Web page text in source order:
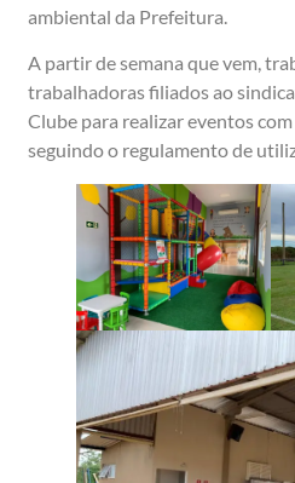
ambiental da Prefeitura.
A partir de semana que vem,
trabalhadoras filiados ao
Clube para realizar eventos
seguindo o regulamento de